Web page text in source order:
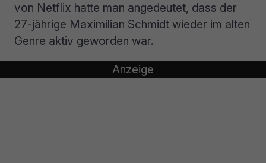
von Netflix hatte man angedeutet, dass der
27-jährige Maximilian Schmidt wieder im alten
Genre aktiv geworden war.